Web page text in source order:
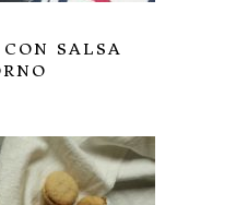
SALSA